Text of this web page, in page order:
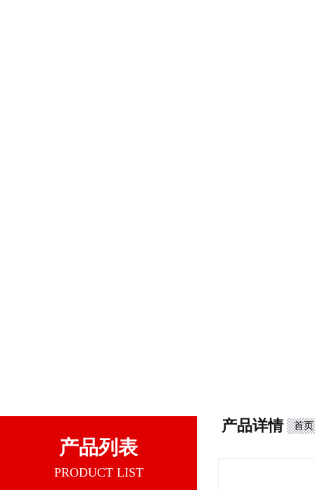
产品列表
PRODUCT LIST
产品详情 首页